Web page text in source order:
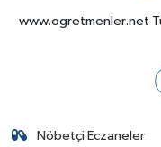
www.ogretmenler.net
Nöbetçi Eczaneler